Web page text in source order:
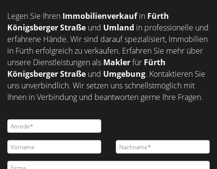
Legen Sie Ihren Immobilienverkaufin Fürth
Königsberger Straße und Umland in professionelle und
erfahrene Hände. Wir sind darauf spezialisiert, Immobilien
in Fürth erfolgreich zu verkaufen. Erfahren Sie mehr über
unsere Dienstleistungen als Maklerfür Fürth
Königsberger Straße und Umgebung. Kontaktieren Sie
uns unverbindlich. Wir setzen uns schnellstmöglich mit
Ihnen in Verbindung und beantworten gerne Ihre Fragen.